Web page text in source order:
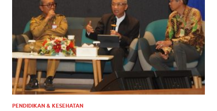
PENDIDIKAN & KESEHATAN